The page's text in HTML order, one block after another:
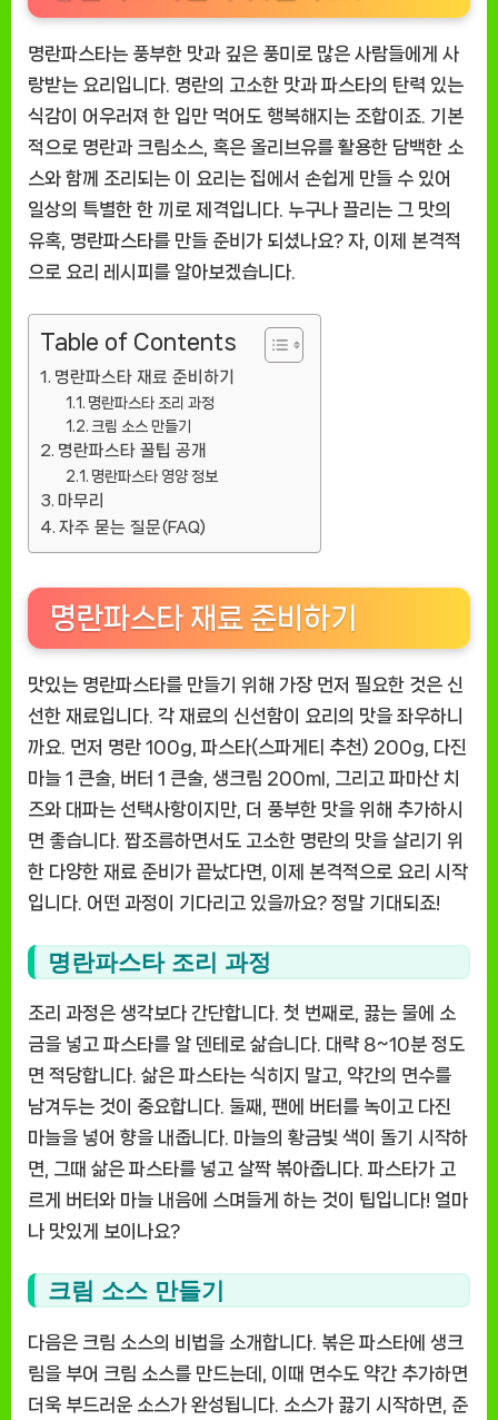
명란파스타는 풍부한 맛과 깊은 풍미로 많은 사람들에게 사
랑받는 요리입니다. 명란의 고소한 맛과 파스타의 탄력 있는
식감이 어우러져 한 입만 먹어도 행복해지는 조합이죠. 기본
적으로 명란과 크림소스, 혹은 올리브유를 활용한 담백한 소
스와 함께 조리되는 이 요리는 집에서 손쉽게 만들 수 있어
일상의 특별한 한 끼로 제격입니다. 누구나 끌리는 그 맛의
유혹, 명란파스타를 만들 준비가 되셨나요? 자, 이제 본격적
으로 요리 레시피를 알아보겠습니다.
Table of Contents
명란파스타 재료 준비하기
명란파스타 조리 과정
크림 소스 만들기
명란파스타 꿀팁 공개
명란파스타 영양 정보
마무리
자주 묻는 질문(FAQ)
명란파스타 재료 준비하기
맛있는 명란파스타를 만들기 위해 가장 먼저 필요한 것은 신
선한 재료입니다. 각 재료의 신선함이 요리의 맛을 좌우하니
까요. 먼저 명란 100g, 파스타(스파게티 추천) 200g, 다진
마늘 1 큰술, 버터 1 큰술, 생크림 200ml, 그리고 파마산 치
즈와 대파는 선택사항이지만, 더 풍부한 맛을 위해 추가하시
면 좋습니다. 짭조름하면서도 고소한 명란의 맛을 살리기 위
한 다양한 재료 준비가 끝났다면, 이제 본격적으로 요리 시작
입니다. 어떤 과정이 기다리고 있을까요? 정말 기대되죠!
명란파스타 조리 과정
조리 과정은 생각보다 간단합니다. 첫 번째로, 끓는 물에 소
금을 넣고 파스타를 알 덴테로 삶습니다. 대략 8~10분 정도
면 적당합니다. 삶은 파스타는 식히지 말고, 약간의 면수를
남겨두는 것이 중요합니다. 둘째, 팬에 버터를 녹이고 다진
마늘을 넣어 향을 내줍니다. 마늘의 황금빛 색이 돌기 시작하
면, 그때 삶은 파스타를 넣고 살짝 볶아줍니다. 파스타가 고
르게 버터와 마늘 내음에 스며들게 하는 것이 팁입니다! 얼마
나 맛있게 보이나요?
크림 소스 만들기
다음은 크림 소스의 비법을 소개합니다. 볶은 파스타에 생크
림을 부어 크림 소스를 만드는데, 이때 면수도 약간 추가하면
더욱 부드러운 소스가 완성됩니다. 소스가 끓기 시작하면, 준